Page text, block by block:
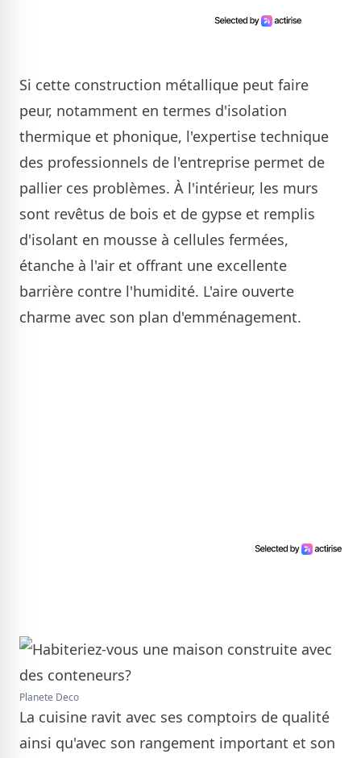
Si cette construction métallique peut faire
peur, notamment en termes d'isolation
thermique et phonique, l'expertise technique
des professionnels de l'entreprise permet de
pallier ces problèmes. À l'intérieur, les murs
sont revêtus de bois et de gypse et remplis
d'isolant en mousse à cellules fermées,
étanche à l'air et offrant une excellente
barrière contre l'humidité. L'aire ouverte
charme avec son plan d'emménagement.
Planete Deco
La cuisine ravit avec ses comptoirs de qualité
ainsi qu'avec son rangement important et son